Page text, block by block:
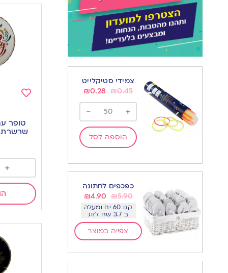
צמידי סטיקלייט
₪0.45
₪0.28
+
-
הוספה לסל
כפכפים לחתונה
₪5.90
₪4.90
קנו 60 יח ומעלה
ב 3.7 שח לזוג
צפייה במוצר
wishlist
טופר
שרשרת
+